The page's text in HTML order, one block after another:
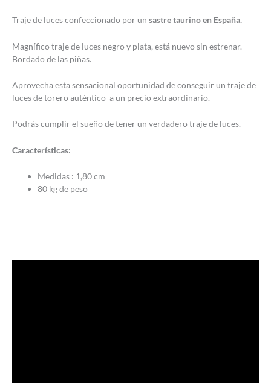
Traje de luces confeccionado por un sastre taurino en España.
Magnífico traje de luces negro y plata, está nuevo sin estrenar.
Bordado de las piñas.
Aprovecha esta sensacional oportunidad de conseguir un traje de
luces de torero auténtico a un precio extraordinario.
Podrás cumplir el sueño de tener un verdadero traje de luces.
Características:
Medidas : 1,80 cm
80 kg de peso